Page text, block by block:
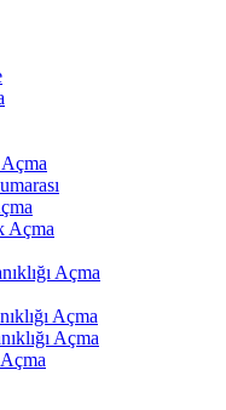
Açma
Açma
Açma
Açma